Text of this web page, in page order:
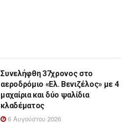
Συνελήφθη 37χρονος στο
αεροδρόμιο «Ελ. Βενιζέλος» με 4
μαχαίρια και δύο ψαλίδια
κλαδέματος
6 Αυγούστου 2026